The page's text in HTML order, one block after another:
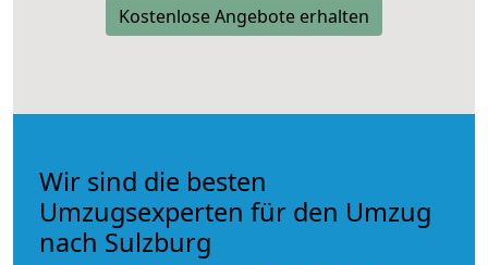
Kostenlose Angebote erhalten
Wir sind die besten
Umzugsexperten für den Umzug
nach Sulzburg